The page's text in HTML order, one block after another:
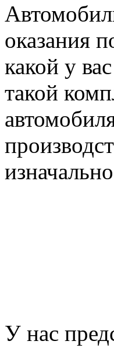
оказания
какой у
такой
У нас